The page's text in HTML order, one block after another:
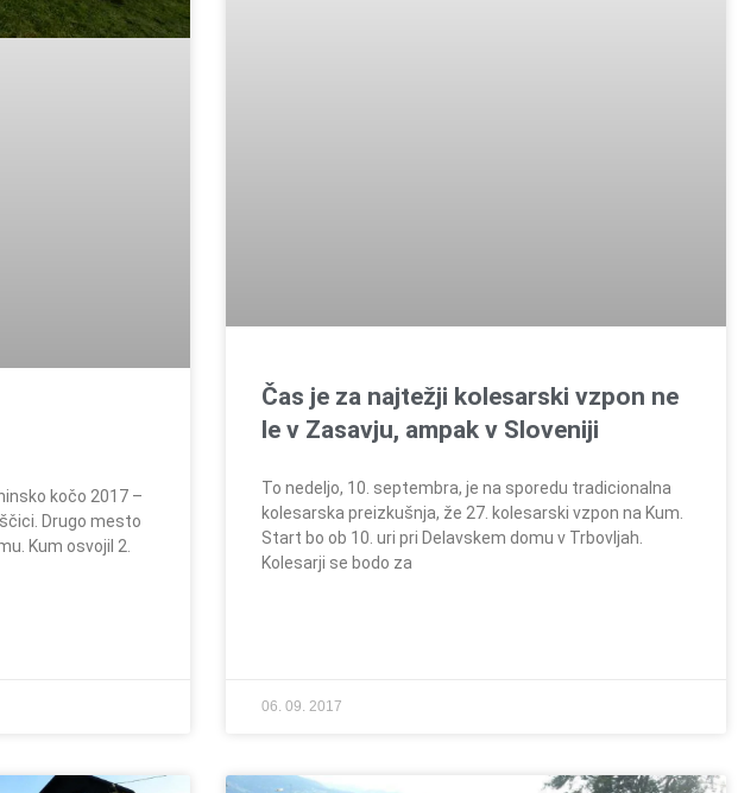
kočo 2017 –
Drugo mesto
Kum osvojil 2.
Čas je za najtežji kolesarski vzpon ne
le v Zasavju, ampak v Sloveniji
To nedeljo, 10. septembra, je na sporedu tradicionalna
kolesarska preizkušnja, že 27. kolesarski vzpon na Kum.
Start bo ob 10. uri pri Delavskem domu v Trbovljah.
Kolesarji se bodo za
06. 09. 2017